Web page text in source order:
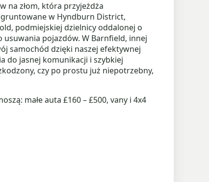
na złom, która przyjeżdża
w Hyndburn District,
podmiejskiej dzielnicy oddalonej o
usuwania pojazdów. W Barnfield, innej
samochód dzięki naszej efektywnej
do jasnej komunikacji i szybkiej
czy po prostu już niepotrzebny,
małe auta £160 – £500, vany i 4x4